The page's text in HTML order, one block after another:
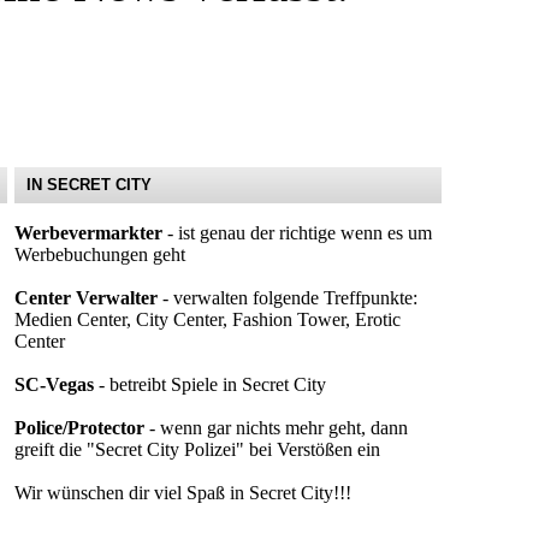
IN SECRET CITY
Werbevermarkter - ist genau der richtige wenn es um
Werbebuchungen geht
Center Verwalter - verwalten folgende Treffpunkte:
Medien Center, City Center, Fashion Tower, Erotic
Center
SC-Vegas - betreibt Spiele in Secret City
Police/Protector - wenn gar nichts mehr geht, dann
greift die "Secret City Polizei" bei Verstößen ein
Wir wünschen dir viel Spaß in Secret City!!!